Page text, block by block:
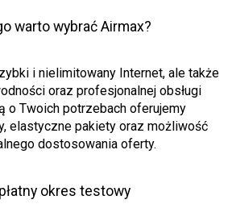
warto wybrać Airmax?
i nielimitowany Internet, ale także
oraz profesjonalnej obsługi
o Twoich potrzebach oferujemy
elastyczne pakiety oraz możliwość
dostosowania oferty.
okres testowy